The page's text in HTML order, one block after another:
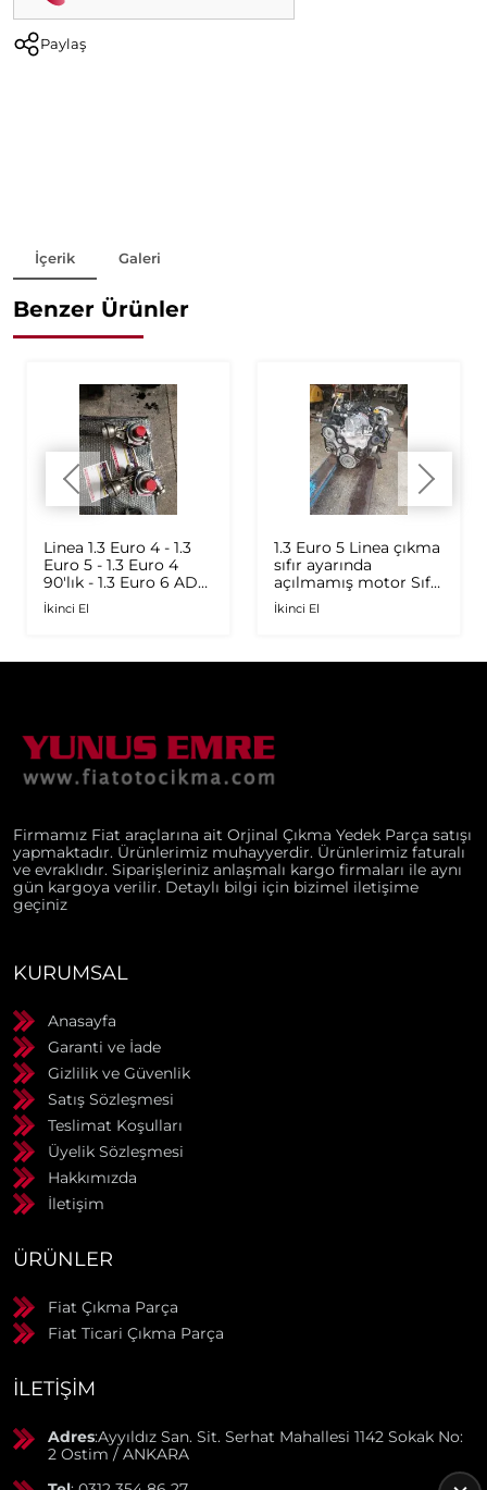
Paylaş
İçerik Galeri
Benzer Ürünler
Linea 1.3 Euro 4 - 1.3
Euro 5 - 1.3 Euro 4
90'lık - 1.3 Euro 6 AD
Plus 1.6 Multijet - 1.9
JTD Orijinal Turbo
İkinci El
1.3 Euro 5 Linea çıkma
sıfır ayarında
açılmamış motor Sıfır
ayarında
İkinci El
Firmamız Fiat araçlarına ait Orjinal Çıkma Yedek Parça satışı
yapmaktadır. Ürünlerimiz muhayyerdir. Ürünlerimiz faturalı
ve evraklıdır. Siparişleriniz anlaşmalı kargo firmaları ile aynı
gün kargoya verilir. Detaylı bilgi için bizimel iletişime
geçiniz
KURUMSAL
Anasayfa
Garanti ve İade
Gizlilik ve Güvenlik
Satış Sözleşmesi
Teslimat Koşulları
Üyelik Sözleşmesi
Hakkımızda
İletişim
ÜRÜNLER
Fiat Çıkma Parça
Fiat Ticari Çıkma Parça
İLETIŞIM
Adres:Ayyıldız San. Sit. Serhat Mahallesi 1142 Sokak No:
2 Ostim / ANKARA